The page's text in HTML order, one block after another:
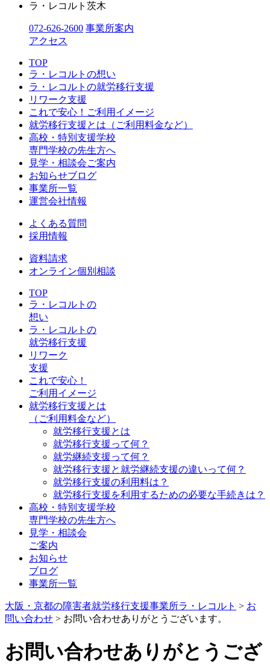
ラ・レコルト茨木
072-626-2600 事業所案内
アクセス
TOP
ラ・レコルトの想い
ラ・レコルトの就労移行支援
リワーク支援
これで安心！ご利用イメージ
就労移行支援とは（ご利用料金など）
高校・特別支援学校
専門学校の先生方へ
見学・相談会ご案内
お知らせブログ
事業所一覧
運営会社情報
よくある質問
採用情報
資料請求
オンライン個別相談
TOP
ラ・レコルトの
想い
ラ・レコルトの
就労移行支援
リワーク
支援
これで安心！
ご利用イメージ
就労移行支援とは
（ご利用料金など）
就労移行支援とは
就労移行支援って何？
就労継続支援って何？
就労移行支援と就労継続支援の違いって何？
就労移行支援の利用料は？
就労移行支援を利用するための必要な手続きは？
高校・特別支援学校
専門学校の先生方へ
見学・相談会
ご案内
お知らせ
ブログ
事業所一覧
大阪・京都の障害者就労移行支援事業所ラ・レコルト > お
問い合わせ > お問い合わせありがとうございます。
お問い合わせありがとうござ